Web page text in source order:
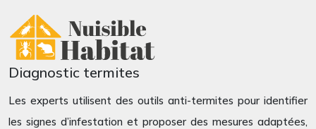
Diagnostic termites
Les experts utilisent des outils anti-termites pour identifier
les signes d’infestation et proposer des mesures adaptées,